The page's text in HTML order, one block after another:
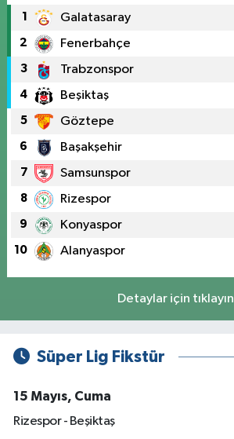
1 Galatasaray
2 Fenerbahçe
3 Trabzonspor
4 Beşiktaş
5 Göztepe
6 Başakşehir
7 Samsunspor
8 Rizespor
9 Konyaspor
10 Alanyaspor
Detaylar için tıklayın
Süper Lig Fikstür
15 Mayıs, Cuma
Rizespor - Beşiktaş